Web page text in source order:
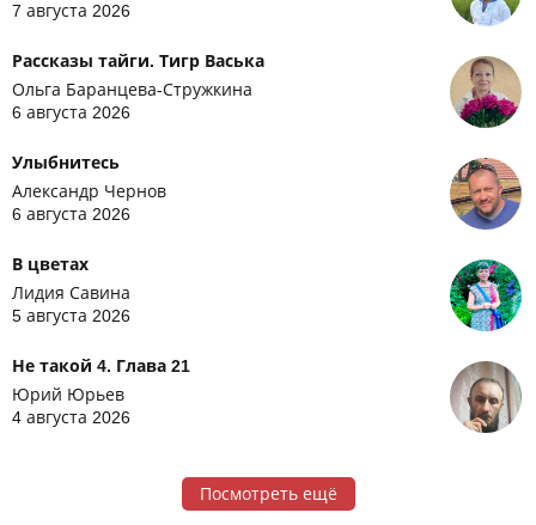
7 августа 2026
Рассказы тайги. Тигр Васька
Ольга Баранцева-Стружкина
6 августа 2026
Улыбнитесь
Александр Чернов
6 августа 2026
В цветах
Лидия Савина
5 августа 2026
Не такой 4. Глава 21
Юрий Юрьев
4 августа 2026
Посмотреть ещё